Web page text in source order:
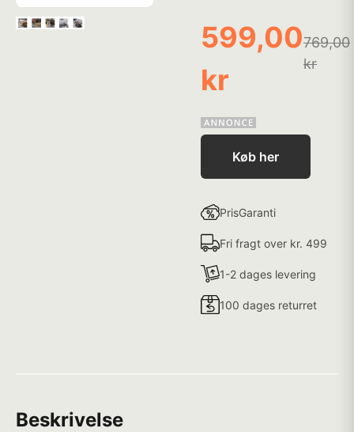
599,00
kr
769,00
kr
Køb her
PrisGaranti
Fri fragt over kr. 499
1-2 dages levering
100 dages returret
Beskrivelse